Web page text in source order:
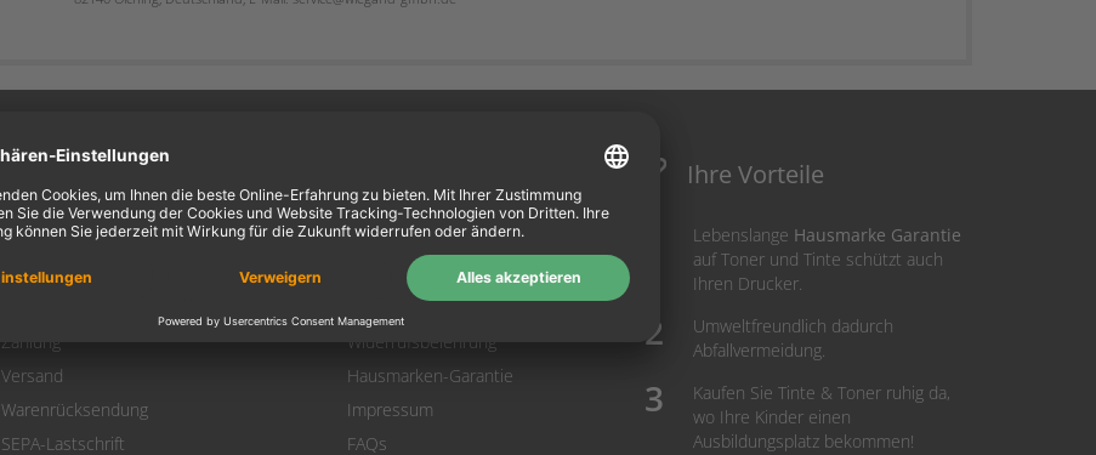
Mein Konto
Login
Zahlung
Versand
Warenrücksendung
SEPA-Lastschrift
Über uns
Datenschutz
Widerrufsbelehrung
Hausmarken-Garantie
Impressum
FAQs
Ihre Vorteile
Lebenslange Hausmarke Garantie
auf Toner und Tinte schützt auch
Ihren Drucker.
Umweltfreundlich dadurch
Abfallvermeidung.
Kaufen Sie Tinte & Toner ruhig da,
wo Ihre Kinder einen
Ausbildungsplatz bekommen!